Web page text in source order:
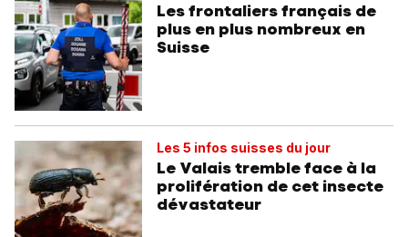
Les frontaliers français de
plus en plus nombreux en
Suisse
Les 5 infos suisses du jour
Le Valais tremble face à la
prolifération de cet insecte
dévastateur